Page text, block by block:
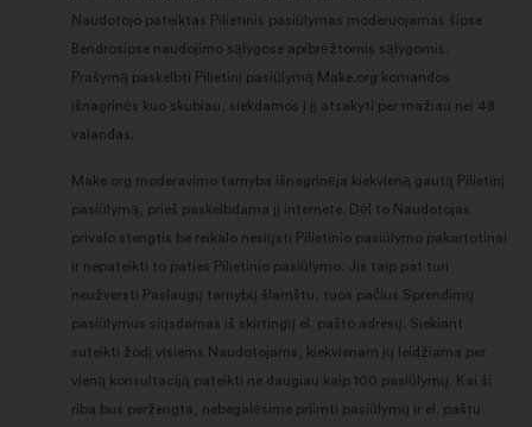
Naudotojo pateiktas Pilietinis pasiūlymas moderuojamas šiose
Bendrosiose naudojimo sąlygose apibrėžtomis sąlygomis.
Prašymą paskelbti Pilietinį pasiūlymą Make.org komandos
išnagrinės kuo skubiau, siekdamos į jį atsakyti per mažiau nei 48
valandas.
Make.org moderavimo tarnyba išnagrinėja kiekvieną gautą Pilietinį
pasiūlymą, prieš paskelbdama jį internete. Dėl to Naudotojas
privalo stengtis be reikalo nesiųsti Pilietinio pasiūlymo pakartotinai
ir nepateikti to paties Pilietinio pasiūlymo. Jis taip pat turi
neužversti Paslaugų tarnybų šlamštu, tuos pačius Sprendimų
pasiūlymus siųsdamas iš skirtingų el. pašto adresų. Siekiant
suteikti žodį visiems Naudotojams, kiekvienam jų leidžiama per
vieną konsultaciją pateikti ne daugiau kaip 100 pasiūlymų. Kai ši
riba bus peržengta, nebegalėsime priimti pasiūlymų ir el. paštu